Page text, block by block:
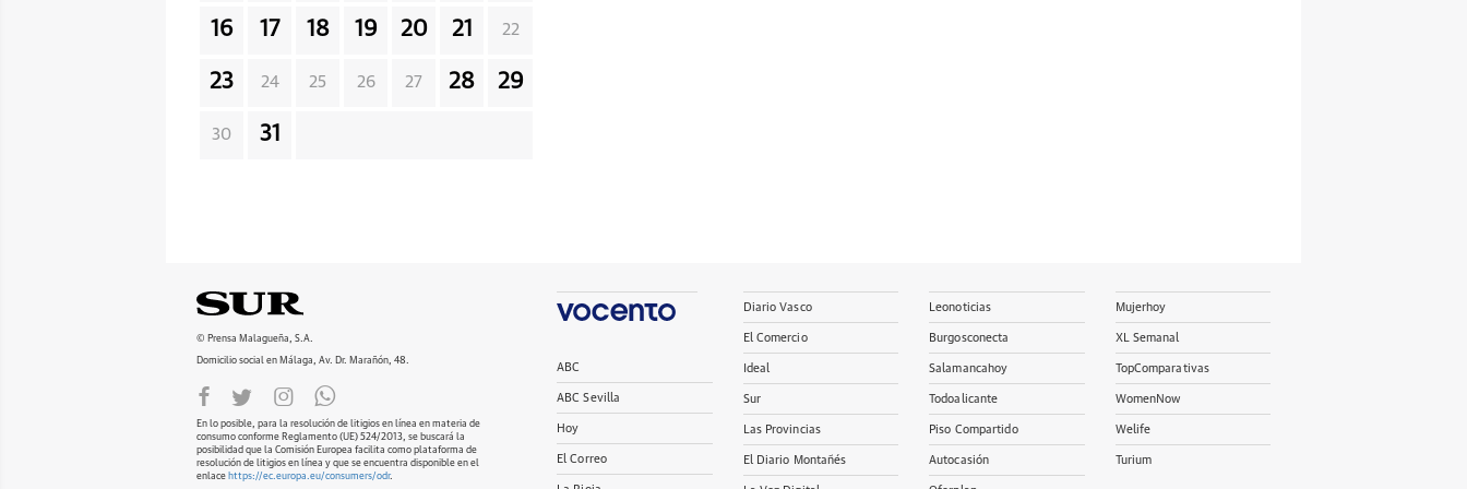
16 17 18 19 20 21 22
23 24 25 26 27 28 29
30 31
© Prensa Malagueña, S.A.
Domicilio social en Málaga, Av. Dr. Marañón, 48.
En lo posible, para la resolución de litigios en línea en materia de
consumo conforme Reglamento (UE) 524/2013, se buscará la
posibilidad que la Comisión Europea facilita como plataforma de
resolución de litigios en línea y que se encuentra disponible en el
enlace https://ec.europa.eu/consumers/odr.
ABC
ABC Sevilla
Hoy
El Correo
Diario Vasco
El Comercio
Ideal
Sur
Las Provincias
El Diario Montañés
Leonoticias
Burgosconecta
Salamancahoy
Todoalicante
Piso Compartido
Autocasión
Mujerhoy
XL Semanal
TopComparativas
WomenNow
Welife
Turium